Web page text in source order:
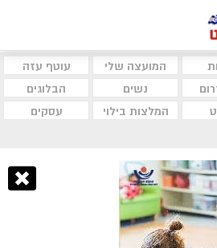
המועצה שלי
עוטף עזה
נשים
הבלוגים
המלצות בילוי
עסקים